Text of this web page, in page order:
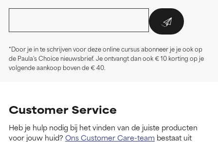
*Door je in te schrijven voor deze online cursus abonneer je je ook op
de Paula's Choice nieuwsbrief. Je ontvangt dan ook € 10 korting op je
volgende aankoop boven de € 40.
Customer Service
Heb je hulp nodig bij het vinden van de juiste producten
voor jouw huid? Ons Customer Care-team bestaat uit